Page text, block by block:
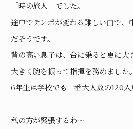
「時の旅人」でした。
途中でテンポが変わる難しい曲で、
だそうです。
背の高い息子は、台に乗ると更に大
大きく腕を振って指揮を務めました。
6年生は学校でも一番大人数の120人
私の方が緊張するわ〜